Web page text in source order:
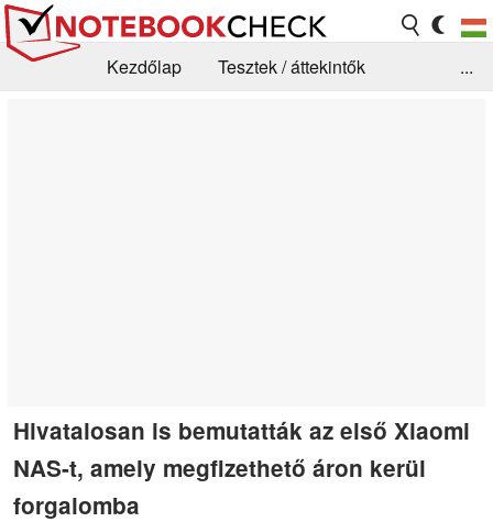
Kezdőlap
Tesztek / áttekintők
...
Hivatalosan is bemutatták az első Xiaomi
NAS-t, amely megfizethető áron kerül
forgalomba